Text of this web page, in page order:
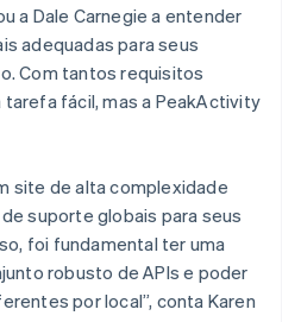
a Dale Carnegie a entender
adequadas para seus
Com tantos requisitos
fácil, mas a PeakActivity
site de alta complexidade
suporte globais para seus
foi fundamental ter uma
robusto de APIs e poder
por local”, conta Karen